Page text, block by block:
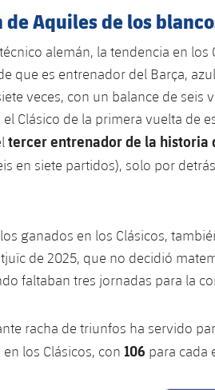
Aquiles de los
alemán, la tendencia en los
que es entrenador del Barça,
veces, con un balance de seis
Clásico de la primera vuelta de
tercer entrenador de la historia
en siete partidos), solo por
ganados en los Clásicos,
de 2025, que no decidió
faltaban tres jornadas para la
racha de triunfos ha servido
los Clásicos, con 106 para cada